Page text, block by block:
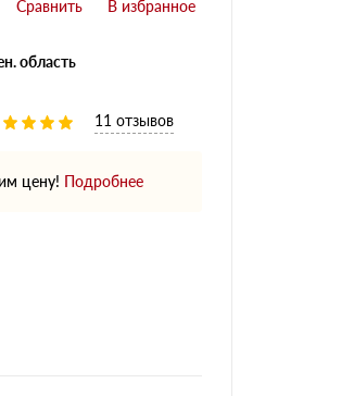
область
11 отзывов
цену! Подробнее